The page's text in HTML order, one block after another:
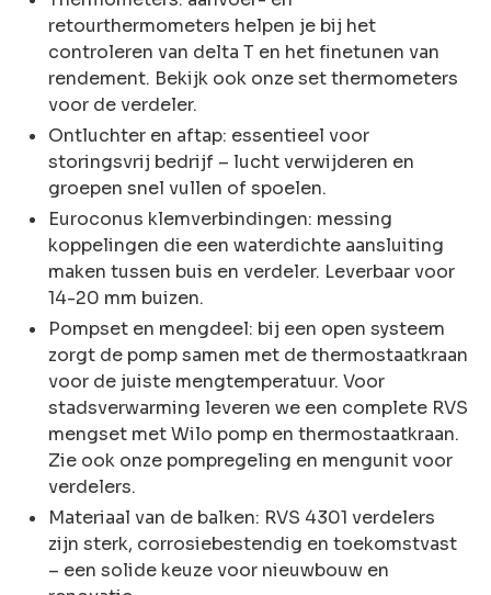
retourthermometers helpen je bij het
controleren van delta T en het finetunen van
rendement. Bekijk ook onze set thermometers
voor de verdeler.
Ontluchter en aftap: essentieel voor
storingsvrij bedrijf – lucht verwijderen en
groepen snel vullen of spoelen.
Euroconus klemverbindingen: messing
koppelingen die een waterdichte aansluiting
maken tussen buis en verdeler. Leverbaar voor
14-20 mm buizen.
Pompset en mengdeel: bij een open systeem
zorgt de pomp samen met de thermostaatkraan
voor de juiste mengtemperatuur. Voor
stadsverwarming leveren we een complete RVS
mengset met Wilo pomp en thermostaatkraan.
Zie ook onze pompregeling en mengunit voor
verdelers.
Materiaal van de balken: RVS 4301 verdelers
zijn sterk, corrosiebestendig en toekomstvast
– een solide keuze voor nieuwbouw en